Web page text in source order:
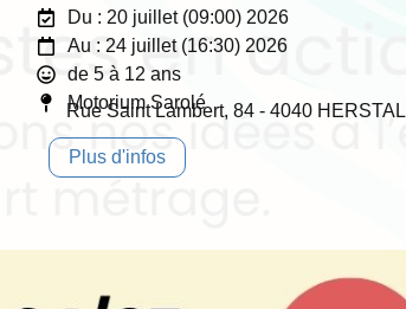
Du : 20 juillet (09:00) 2026
Au : 24 juillet (16:30) 2026
de 5 à 12 ans
Motorium Sarolé
Rue Saint Lambert, 84 - 4040 HERSTAL
Plus d'infos